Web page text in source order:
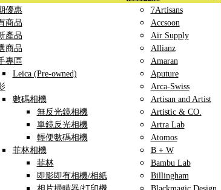
優惠
商品
產品
商品
專區
Leica (Pre-owned)
數碼相機
無反光鏡相機
單鏡反光相機
輕便數碼相機
菲林相機
菲林
即影即有相機/相紙
7Artisans
Accsoon
Air Supply
Allianz
Amaran
Aputure
Arca-Swiss
Artisan and Artist
Artistic & CO.
Artra Lab
Atomos
B + W
Bambu Lab
Billingham